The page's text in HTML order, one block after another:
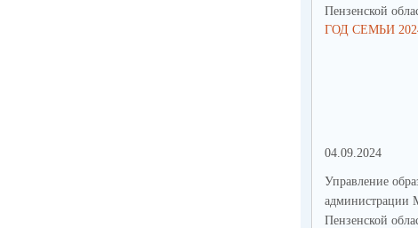
Пензенской
ГОД СЕМЬИ
04.09.2024
Управление
администрации
Пензенской